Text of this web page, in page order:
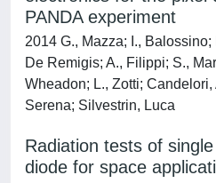
PANDA experiment
2014 G., Mazza; I., Balossino;
De Remigis; A., Filippi; S.,
Wheadon; L., Zotti;
Serena; Silvestrin, Luca
Radiation tests of
diode for space